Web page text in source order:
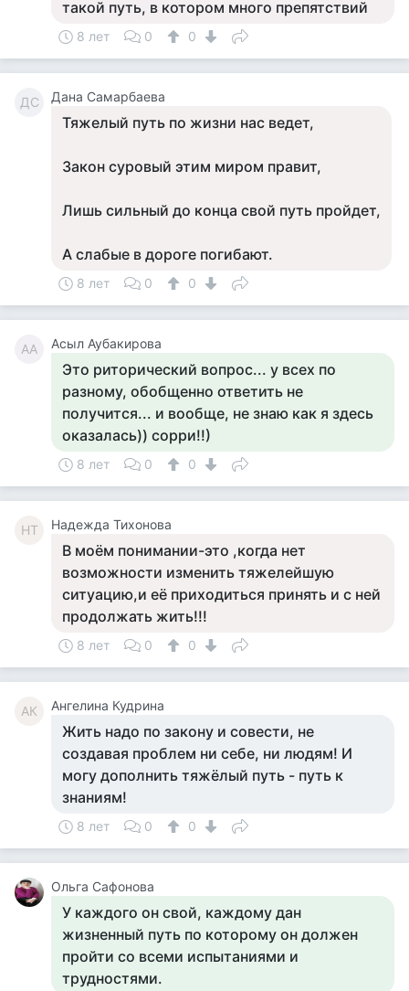
такой путь, в котором много препятствий
8 лет 0 0
ДС Дана Самарбаева
Тяжелый путь по жизни нас ведет,
Закон суровый этим миром правит,
Лишь сильный до конца свой путь пройдет,
А слабые в дороге погибают.
8 лет 0 0
АА Асыл Аубакирова
Это риторический вопрос... у всех по
разному, обобщенно ответить не
получится... и вообще, не знаю как я здесь
оказалась)) сорри!!)
8 лет 0 0
НТ Надежда Тихонова
В моём понимании-это ,когда нет
возможности изменить тяжелейшую
ситуацию,и её приходиться принять и с ней
продолжать жить!!!
8 лет 0 0
АК Ангелина Кудрина
Жить надо по закону и совести, не
создавая проблем ни себе, ни людям! И
могу дополнить тяжёлый путь - путь к
знаниям!
8 лет 0 0
Ольга Сафонова
У каждого он свой, каждому дан
жизненный путь по которому он должен
пройти со всеми испытаниями и
трудностями.